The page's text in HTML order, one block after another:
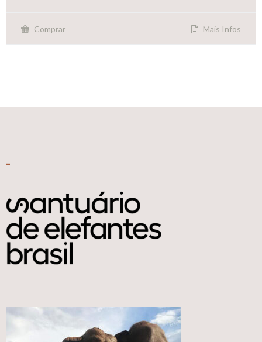
Comprar Mais Infos